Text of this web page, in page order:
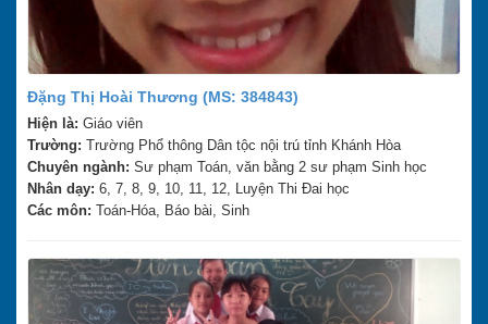
Đặng Thị Hoài Thương (MS: 384843)
Hiện là: Giáo viên
Trường: Trường Phổ thông Dân tộc nội trú tỉnh Khánh Hòa
Chuyên ngành: Sư phạm Toán, văn bằng 2 sư phạm Sinh học
Nhân dạy: 6, 7, 8, 9, 10, 11, 12, Luyện Thi Đai học
Các môn: Toán-Hóa, Báo bài, Sinh